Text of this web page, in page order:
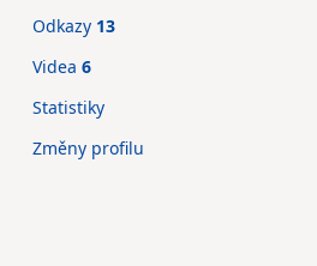
Odkazy 13
Videa 6
Statistiky
Změny profilu